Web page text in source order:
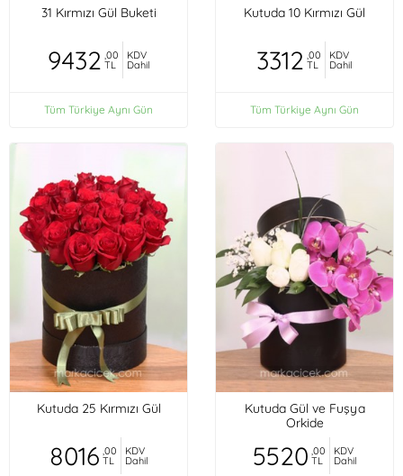
31 Kırmızı Gül Buketi
9432 ,00
TL
KDV
Dahil
Tüm Türkiye Aynı Gün
Kutuda 10 Kırmızı Gül
3312 ,00
TL
KDV
Dahil
Tüm Türkiye Aynı Gün
Kutuda 25 Kırmızı Gül
8016 ,00
TL
KDV
Dahil
Kutuda Gül ve Fuşya
Orkide
5520 ,00
TL
KDV
Dahil